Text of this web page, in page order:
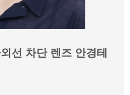
선 차단 렌즈 안경테